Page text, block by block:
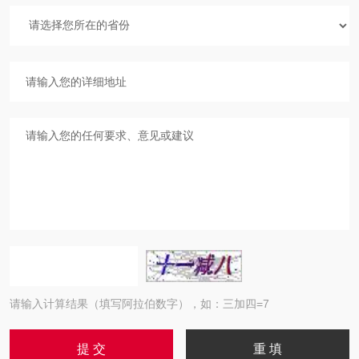
请输入计算结果（填写阿拉伯数字），如：三加四=7